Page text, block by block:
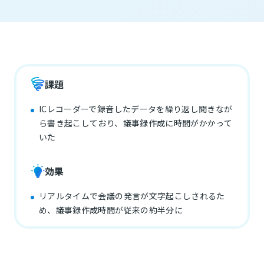
課題
ICレコーダーで録音したデータを繰り返し聞きなが
ら書き起こしており、議事録作成に時間がかかって
いた
効果
リアルタイムで会議の発言が文字起こしされるた
め、議事録作成時間が従来の約半分に